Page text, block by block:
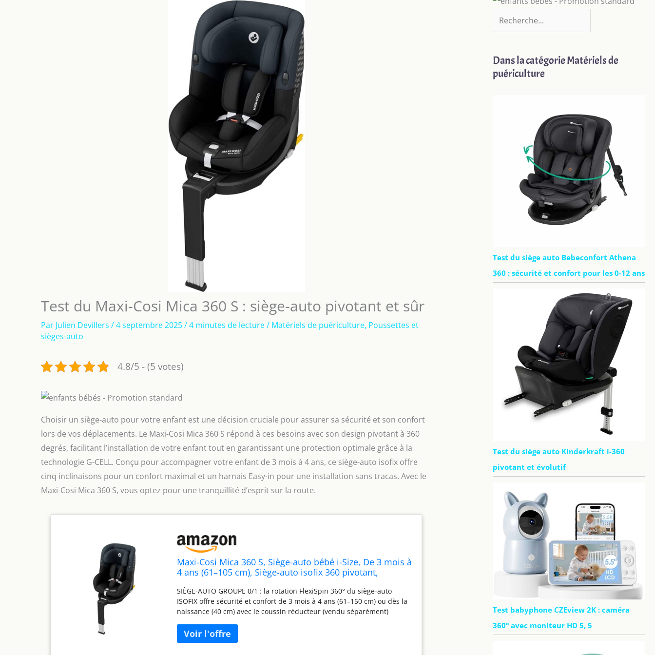
Test du Maxi-Cosi Mica 360 S : siège-auto pivotant et sûr
Par Julien Devillers /4 septembre 2025/4 minutes de lecture/ Matériels de puériculture, Poussettes et
sièges-auto
4.8/5 - (5 votes)
Choisir un siège-auto pour votre enfant est une décision cruciale pour assurer sa sécurité et son confort
lors de vos déplacements. Le Maxi-Cosi Mica 360 S répond à ces besoins avec son design pivotant à 360
degrés, facilitant l’installation de votre enfant tout en garantissant une protection optimale grâce à la
technologie G-CELL. Conçu pour accompagner votre enfant de 3 mois à 4 ans, ce siège-auto isofix offre
cinq inclinaisons pour un confort maximal et un harnais Easy-in pour une installation sans tracas. Avec le
Maxi-Cosi Mica 360 S, vous optez pour une tranquillité d’esprit sur la route.
Maxi-Cosi Mica 360 S, Siège-auto bébé i-Size, De 3 mois à
4 ans (61–105 cm), Siège-auto isofix 360 pivotant,
Harnais Easy-in, Tonal Black
SIÈGE-AUTO GROUPE 0/1 : la rotation FlexiSpin 360° du siège-auto
ISOFIX offre sécurité et confort de 3 mois à 4 ans (61–150 cm) ou dès la
naissance (40 cm) avec le coussin réducteur (vendu séparément)
européennes les plus strictes (ECE R129), il s'installe sur la la base
intégrée ISOFIX, la jambe de force assurant une stabilité maximale.
Dans la catégorie Matériels de
puériculture
Test du siège auto Bebeconfort Athena
360 : sécurité et confort pour les 0-12 ans
Test du siège auto Kinderkraft i-360
pivotant et évolutif
Test babyphone CZEview 2K : caméra
360° avec moniteur HD 5, 5